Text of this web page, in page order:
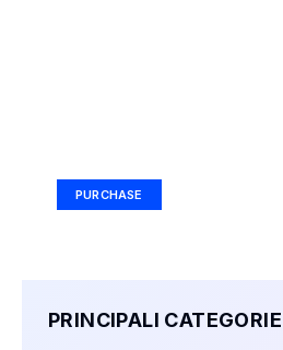
PURCHASE
PRINCIPALI CATEGORIE